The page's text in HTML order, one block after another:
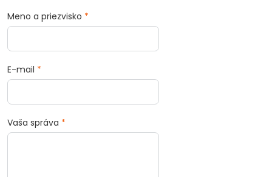
Meno a priezvisko *
E-mail *
Vaša správa *